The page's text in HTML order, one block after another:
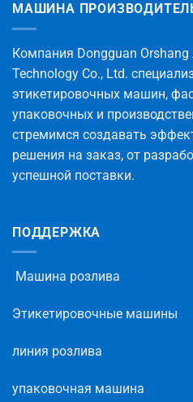
МАШИНА
Компания Dongguan
Technology Co., Ltd.
этикетировочных машин,
упаковочных и
стремимся создавать
решения на заказ, от
успешной поставки.
ПОДДЕРЖКА
Машина розлива
Этикетировочные машины
линия розлива
упаковочная машина